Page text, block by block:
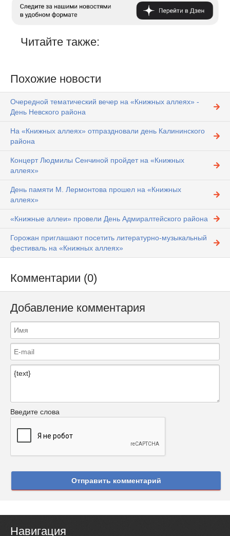
Читайте также:
Похожие новости
Очередной тематический вечер на «Книжных аллеях» -
День Невского района
На «Книжных аллеях» отпраздновали день Калининского
района
Концерт Людмилы Сенчиной пройдет на «Книжных
аллеях»
День памяти М. Лермонтова прошел на «Книжных
аллеях»
«Книжные аллеи» провели День Адмиралтейского района
Горожан приглашают посетить литературно-музыкальный
фестиваль на «Книжных аллеях»
Комментарии (0)
Добавление комментария
Введите слова
Отправить комментарий
Навигация